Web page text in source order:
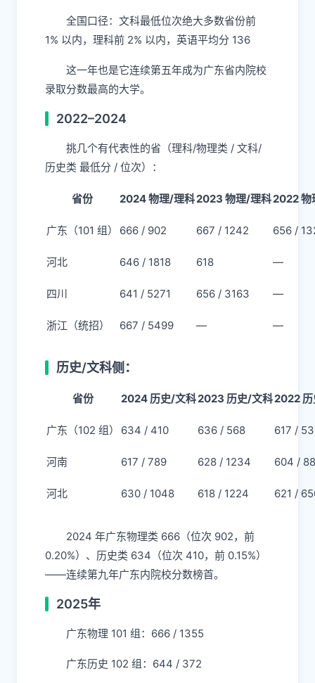
全国口径：文科最低位次绝大多数省份前
1% 以内，理科前 2% 以内，英语平均分 136
这一年也是它连续第五年成为广东省内院校
录取分数最高的大学。
2022–2024
挑几个有代表性的省（理科/物理类 / 文科/
历史类 最低分 / 位次）：
省份 2024 物理/理科2023 物理/理科2022 物
广东（101 组） 666 / 902​ 667 / 1242 656 /
河北 646 / 1818 618 —
四川 641 / 5271 656 / 3163 —
浙江（统招） 667 / 5499 — —
历史/文科侧：
省份 2024 历史/文科2023 历史/文科2022
广东（102 组） 634 / 410​ 636 / 568 617 /
河南 617 / 789 628 / 1234 604 /
河北 630 / 1048 618 / 1224 621 /
2024 年广东物理类 666（位次 902，前
0.20%）、历史类 634（位次 410，前 0.15%）
——连续第九年广东内院校分数榜首。
2025年
广东物理 101 组：666 / 1355
广东历史 102 组：644 / 372